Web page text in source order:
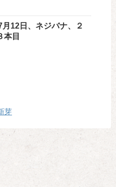
12日、ネジバナ、２
本目
芽